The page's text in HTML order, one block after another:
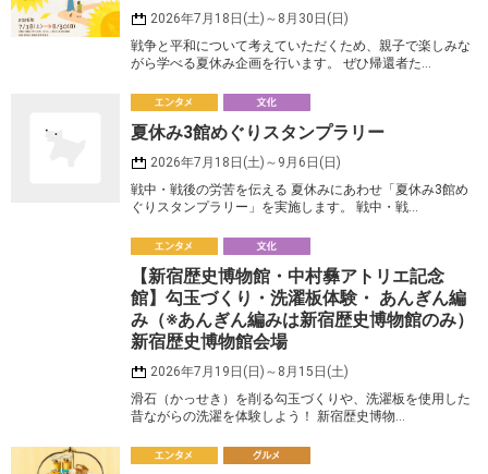
2026年7月18日(土)～8月30日(日)
戦争と平和について考えていただくため、親子で楽しみな
がら学べる夏休み企画を行います。 ぜひ帰還者た…
ンタメ
化
夏休み3館めぐりスタンプラリー
2026年7月18日(土)～9月6日(日)
戦中・戦後の労苦を伝える 夏休みにあわせ「夏休み3館め
ぐりスタンプラリー」を実施します。 戦中・戦…
ンタメ
化
【新宿歴史博物館・中村彝アトリエ記念
館】勾玉づくり・洗濯板体験・ あんぎん編
み（※あんぎん編みは新宿歴史博物館のみ）
新宿歴史博物館会場
2026年7月19日(日)～8月15日(土)
滑石（かっせき）を削る勾玉づくりや、洗濯板を使用した
昔ながらの洗濯を体験しよう！ 新宿歴史博物…